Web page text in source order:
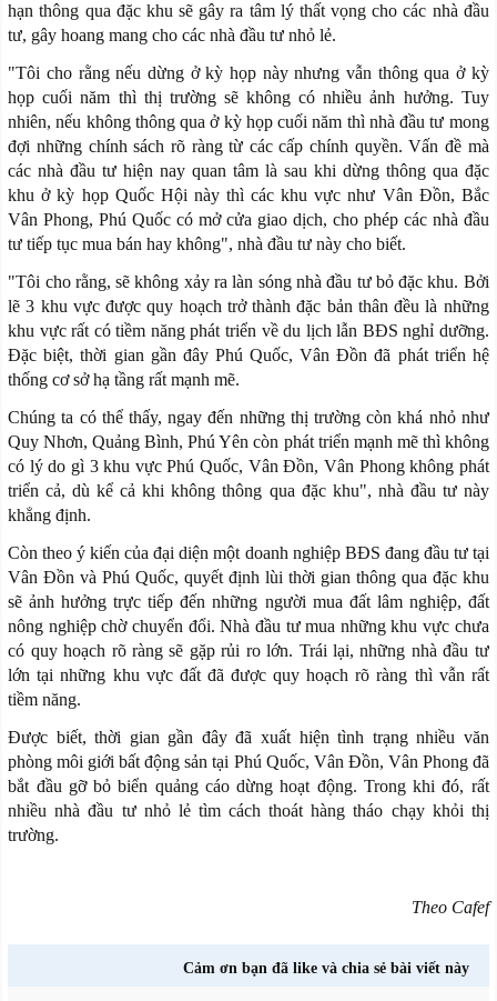
hạn thông qua đặc khu sẽ gây ra tâm lý thất vọng cho các nhà đầu
tư, gây hoang mang cho các nhà đầu tư nhỏ lẻ.
"Tôi cho rằng nếu dừng ở kỳ họp này nhưng vẫn thông qua ở kỳ
họp cuối năm thì thị trường sẽ không có nhiều ảnh hưởng. Tuy
nhiên, nếu không thông qua ở kỳ họp cuối năm thì nhà đầu tư mong
đợi những chính sách rõ ràng từ các cấp chính quyền. Vấn đề mà
các nhà đầu tư hiện nay quan tâm là sau khi dừng thông qua đặc
khu ở kỳ họp Quốc Hội này thì các khu vực như Vân Đồn, Bắc
Vân Phong, Phú Quốc có mở cửa giao dịch, cho phép các nhà đầu
tư tiếp tục mua bán hay không", nhà đầu tư này cho biết.
"Tôi cho rằng, sẽ không xảy ra làn sóng nhà đầu tư bỏ đặc khu. Bởi
lẽ 3 khu vực được quy hoạch trở thành đặc bản thân đều là những
khu vực rất có tiềm năng phát triển về du lịch lẫn BĐS nghỉ dưỡng.
Đặc biệt, thời gian gần đây Phú Quốc, Vân Đồn đã phát triển hệ
thống cơ sở hạ tầng rất mạnh mẽ.
Chúng ta có thể thấy, ngay đến những thị trường còn khá nhỏ như
Quy Nhơn, Quảng Bình, Phú Yên còn phát triển mạnh mẽ thì không
có lý do gì 3 khu vực Phú Quốc, Vân Đồn, Vân Phong không phát
triển cả, dù kể cả khi không thông qua đặc khu", nhà đầu tư này
khẳng định.
Còn theo ý kiến của đại diện một doanh nghiệp BĐS đang đầu tư tại
Vân Đồn và Phú Quốc, quyết định lùi thời gian thông qua đặc khu
sẽ ảnh hưởng trực tiếp đến những người mua đất lâm nghiệp, đất
nông nghiệp chờ chuyển đổi. Nhà đầu tư mua những khu vực chưa
có quy hoạch rõ ràng sẽ gặp rủi ro lớn. Trái lại, những nhà đầu tư
lớn tại những khu vực đất đã được quy hoạch rõ ràng thì vẫn rất
tiềm năng.
Được biết, thời gian gần đây đã xuất hiện tình trạng nhiều văn
phòng môi giới bất động sản tại Phú Quốc, Vân Đồn, Vân Phong đã
bắt đầu gỡ bỏ biển quảng cáo dừng hoạt động. Trong khi đó, rất
nhiều nhà đầu tư nhỏ lẻ tìm cách thoát hàng tháo chạy khỏi thị
trường.
Theo Cafef
Cảm ơn bạn đã like và chia sẻ bài viết này